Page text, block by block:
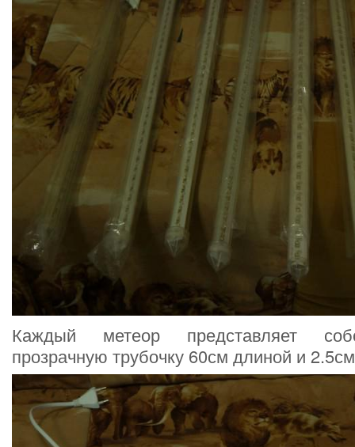
Каждый метеор представляет
прозрачную трубочку 60см длиной и